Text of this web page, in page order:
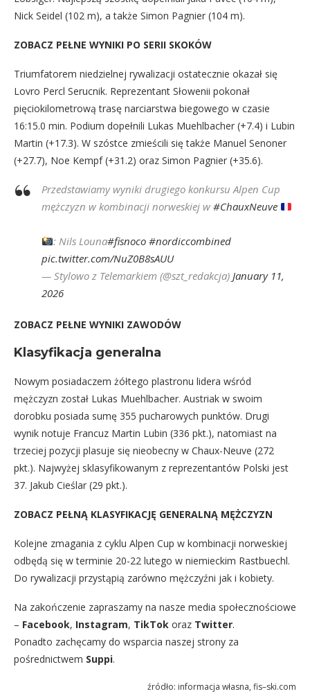
Nick Seidel (102 m), a także Simon Pagnier (104 m).
ZOBACZ PEŁNE WYNIKI PO SERII SKOKÓW
Triumfatorem niedzielnej rywalizacji ostatecznie okazał się
Lovro Percl Serucnik. Reprezentant Słowenii pokonał
pięciokilometrową trasę narciarstwa biegowego w czasie
16:15.0 min. Podium dopełnili Lukas Muehlbacher (+7.4) i Lubin
Martin (+17.3). W szóstce zmieścili się także Manuel Senoner
(+27.7), Noe Kempf (+31.2) oraz Simon Pagnier (+35.6).
Przedstawiamy wyniki drugiego konkursu Alpen Cup
mężczyzn w kombinacji norweskiej w #ChauxNeuve
: Nils Louna#fisnoco #nordiccombined
pic.twitter.com/NuZ0B8sAUU
— Stylowo z Telemarkiem (@szt_redakcja) January 11,
2026
ZOBACZ PEŁNE WYNIKI ZAWODÓW
Klasyfikacja generalna
Nowym posiadaczem żółtego plastronu lidera wśród
mężczyzn został Lukas Muehlbacher. Austriak w swoim
dorobku posiada sumę 355 pucharowych punktów. Drugi
wynik notuje Francuz Martin Lubin (336 pkt.), natomiast na
trzeciej pozycji plasuje się nieobecny w Chaux-Neuve (272
pkt.). Najwyżej sklasyfikowanym z reprezentantów Polski jest
37. Jakub Cieślar (29 pkt.).
ZOBACZ PEŁNĄ KLASYFIKACJĘ GENERALNĄ MĘŻCZYZN
Kolejne zmagania z cyklu Alpen Cup w kombinacji norweskiej
odbędą się w terminie 20-22 lutego w niemieckim Rastbuechl.
Do rywalizacji przystąpią zarówno mężczyźni jak i kobiety.
Na zakończenie zapraszamy na nasze media społecznościowe
– Facebook, Instagram, TikTok oraz Twitter.
Ponadto zachęcamy do wsparcia naszej strony za
pośrednictwem Suppi.
źródło: informacja własna, fis–ski.com